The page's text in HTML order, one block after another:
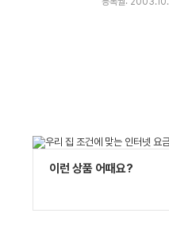
이런 상품 어때요?